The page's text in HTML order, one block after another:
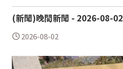
(新聞)晚間新聞 - 2026-08-02
2026-08-02